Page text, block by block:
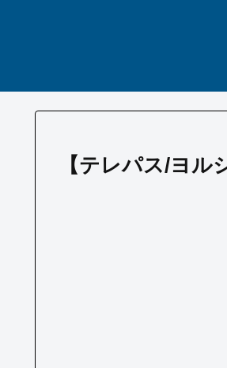
【テレパス/ヨル